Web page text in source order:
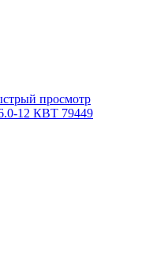
просмотр
12 КВТ 79449